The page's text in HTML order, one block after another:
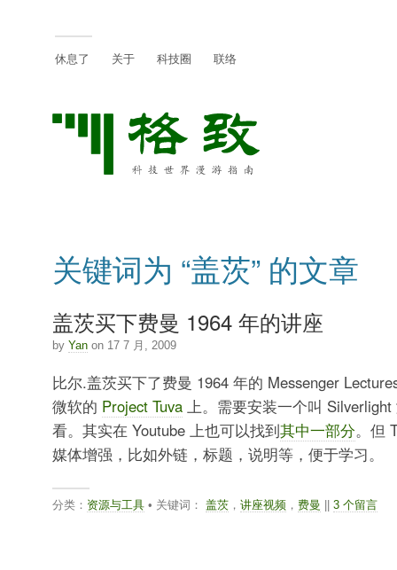
休息了 关于 科技圈 联络
关键词为 “盖茨” 的文章
盖茨买下费曼 1964 年的讲座
by Yanon 17 7 月, 2009
比尔.盖茨买下了费曼 1964 年的 Messenger
微软的 Project Tuva上。需要安装一个叫 Silverlight
看。其实在 Youtube 上也可以找到其中一部分。但
媒体增强，比如外链，标题，说明等，便于学习。
分类： 资源与工具• 关键词： 盖茨， 讲座视频， 费曼 3 个留言